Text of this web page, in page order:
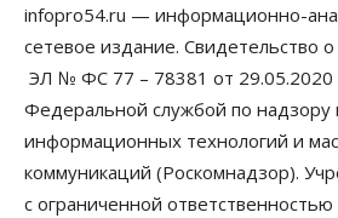
листы на полмиллиарда рублей
07 Августа 2026, 08:00
Искусственный
привлекать к разработке новых
России
06 Августа 2026, 19:00
infopro54.ru — информационно-
сетевое издание. Свидетельство
ЭЛ № ФС 77 – 78381 от 29.05.2020
Федеральной службой по надзору
информационных технологий и
коммуникаций (Роскомнадзор).
с ограниченной